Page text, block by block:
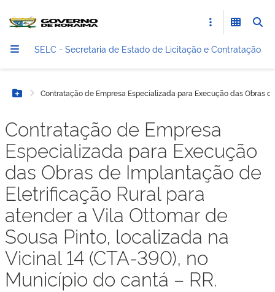
SELC - Secretaria de Estado de Licitação e Contratação
Botão Menu
Contratação de Empresa Especializada para Execução das Obras
Contratação de Empresa
Especializada para Execução
das Obras de Implantação de
Eletrificação Rural para
atender a Vila Ottomar de
Sousa Pinto, localizada na
Vicinal 14 (CTA-390), no
Município do cantá – RR.